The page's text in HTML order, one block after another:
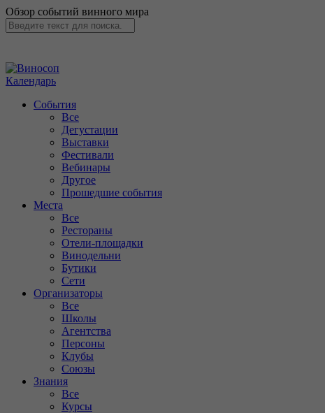
Обзор событий винного мира
Календарь
События
Все
Дегустации
Выставки
Фестивали
Вебинары
Другое
Прошедшие события
Места
Все
Рестораны
Отели-площадки
Винодельни
Бутики
Сети
Организаторы
Все
Школы
Агентства
Персоны
Клубы
Союзы
Знания
Все
Курсы